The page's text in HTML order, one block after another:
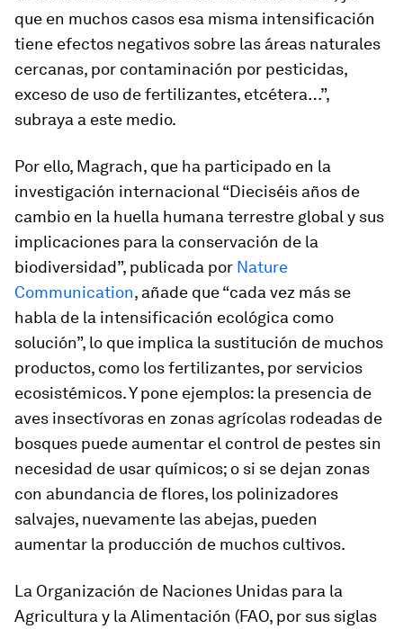
que en muchos casos esa misma intensificación
tiene efectos negativos sobre las áreas naturales
cercanas, por contaminación por pesticidas,
exceso de uso de fertilizantes, etcétera…”,
subraya a este medio.
Por ello, Magrach, que ha participado en la
investigación internacional “Dieciséis años de
cambio en la huella humana terrestre global y sus
implicaciones para la conservación de la
biodiversidad”, publicada por Nature
Communication, añade que “cada vez más se
habla de la intensificación ecológica como
solución”, lo que implica la sustitución de muchos
productos, como los fertilizantes, por servicios
ecosistémicos. Y pone ejemplos: la presencia de
aves insectívoras en zonas agrícolas rodeadas de
bosques puede aumentar el control de pestes sin
necesidad de usar químicos; o si se dejan zonas
con abundancia de flores, los polinizadores
salvajes, nuevamente las abejas, pueden
aumentar la producción de muchos cultivos.
La Organización de Naciones Unidas para la
Agricultura y la Alimentación (FAO, por sus siglas